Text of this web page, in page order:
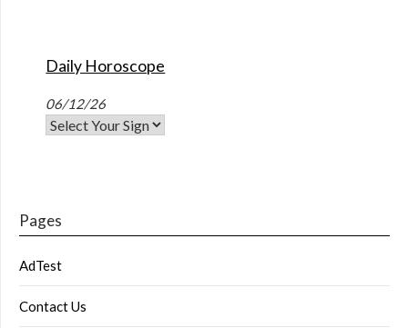
Daily Horoscope
06/12/26
Pages
AdTest
Contact Us